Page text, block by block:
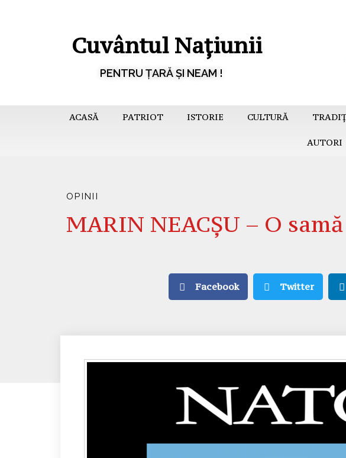
Cuvântul Națiunii
PENTRU ȚARĂ ȘI NEAM !
ACASĂ PATRIOT ISTORIE CULTURĂ
AUTORI
OPINII
MARIN NEACȘU – O
Facebook Twitter